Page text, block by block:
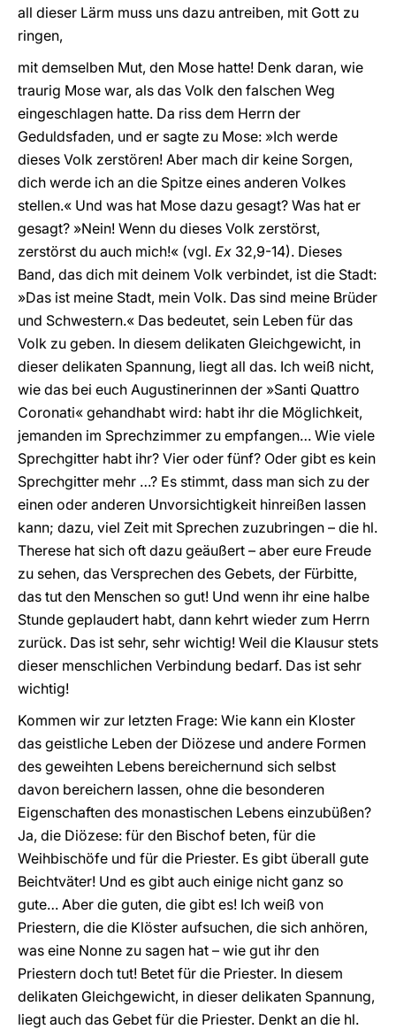
all dieser Lärm muss uns dazu antreiben, mit Gott zu
ringen,
mit demselben Mut, den Mose hatte! Denk daran, wie
traurig Mose war, als das Volk den falschen Weg
eingeschlagen hatte. Da riss dem Herrn der
Geduldsfaden, und er sagte zu Mose: »Ich werde
dieses Volk zerstören! Aber mach dir keine Sorgen,
dich werde ich an die Spitze eines anderen Volkes
stellen.« Und was hat Mose dazu gesagt? Was hat er
gesagt? »Nein! Wenn du dieses Volk zerstörst,
zerstörst du auch mich!« (vgl. Ex 32,9-14). Dieses
Band, das dich mit deinem Volk verbindet, ist die Stadt:
»Das ist meine Stadt, mein Volk. Das sind meine Brüder
und Schwestern.« Das bedeutet, sein Leben für das
Volk zu geben. In diesem delikaten Gleichgewicht, in
dieser delikaten Spannung, liegt all das. Ich weiß nicht,
wie das bei euch Augustinerinnen der »Santi Quattro
Coronati« gehandhabt wird: habt ihr die Möglichkeit,
jemanden im Sprechzimmer zu empfangen… Wie viele
Sprechgitter habt ihr? Vier oder fünf? Oder gibt es kein
Sprechgitter mehr …? Es stimmt, dass man sich zu der
einen oder anderen Unvorsichtigkeit hinreißen lassen
kann; dazu, viel Zeit mit Sprechen zuzubringen – die hl.
Therese hat sich oft dazu geäußert – aber eure Freude
zu sehen, das Versprechen des Gebets, der Fürbitte,
das tut den Menschen so gut! Und wenn ihr eine halbe
Stunde geplaudert habt, dann kehrt wieder zum Herrn
zurück. Das ist sehr, sehr wichtig! Weil die Klausur stets
dieser menschlichen Verbindung bedarf. Das ist sehr
wichtig!
Kommen wir zur letzten Frage: Wie kann ein Kloster
das geistliche Leben der Diözese und andere Formen
des geweihten Lebens bereichernund sich selbst
davon bereichern lassen, ohne die besonderen
Eigenschaften des monastischen Lebens einzubüßen?
Ja, die Diözese: für den Bischof beten, für die
Weihbischöfe und für die Priester. Es gibt überall gute
Beichtväter! Und es gibt auch einige nicht ganz so
gute… Aber die guten, die gibt es! Ich weiß von
Priestern, die die Klöster aufsuchen, die sich anhören,
was eine Nonne zu sagen hat – wie gut ihr den
Priestern doch tut! Betet für die Priester. In diesem
delikaten Gleichgewicht, in dieser delikaten Spannung,
liegt auch das Gebet für die Priester. Denkt an die hl.